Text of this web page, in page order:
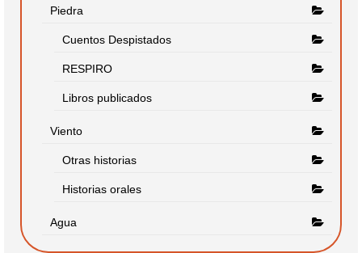
Piedra
Cuentos Despistados
RESPIRO
Libros publicados
Viento
Otras historias
Historias orales
Agua